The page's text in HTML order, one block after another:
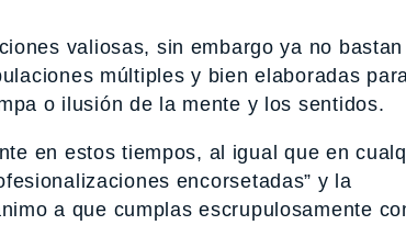
valiosas, sin embargo ya no
múltiples y bien elaboradas
o ilusión de la mente y los sentidos.
en estos tiempos, al igual que en
encorsetadas” y la
a que cumplas escrupulosamente